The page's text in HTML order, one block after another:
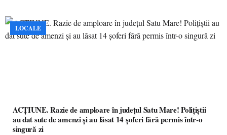
LOCALE
ACȚIUNE. Razie de amploare în județul Satu Mare! Polițiștii
au dat sute de amenzi și au lăsat 14 șoferi fără permis într-o
singură zi